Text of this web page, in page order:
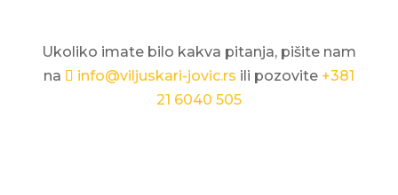
Ukoliko imate bilo kakva pitanja, pišite nam
na
info@viljuskari-jovic.rs ili pozovite +381
21 6040 505